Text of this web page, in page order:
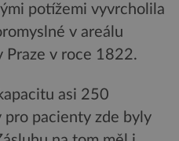
potížemi vyvrcholila
v areálu
Praze v roce 1822.
asi 250
pro pacienty zde byly